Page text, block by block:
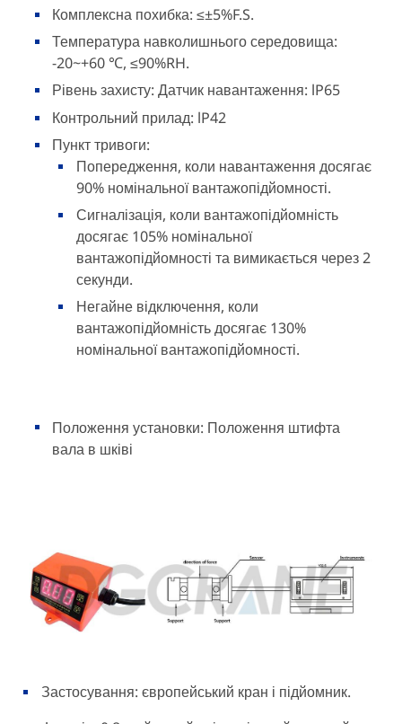
Комплексна похибка: ≤±5%F.S.
Температура навколишнього середовища:
-20~+60 ℃, ≤90%RH.
Рівень захисту: Датчик навантаження: lP65
Контрольний прилад: lP42
Пункт тривоги:
Попередження, коли навантаження досягає
90% номінальної вантажопідйомності.
Сигналізація, коли вантажопідйомність
досягає 105% номінальної
вантажопідйомності та вимикається через 2
секунди.
Негайне відключення, коли
вантажопідйомність досягає 130%
номінальної вантажопідйомності.
Положення установки: Положення штифта
вала в шківі
Застосування: європейський кран і підйомник.